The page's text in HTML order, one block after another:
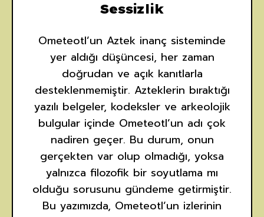
Sessizlik
Ometeotl’un Aztek inanç sisteminde
yer aldığı düşüncesi, her zaman
doğrudan ve açık kanıtlarla
desteklenmemiştir. Azteklerin bıraktığı
yazılı belgeler, kodeksler ve arkeolojik
bulgular içinde Ometeotl’un adı çok
nadiren geçer. Bu durum, onun
gerçekten var olup olmadığı, yoksa
yalnızca filozofik bir soyutlama mı
olduğu sorusunu gündeme getirmiştir.
Bu yazımızda, Ometeotl’un izlerinin